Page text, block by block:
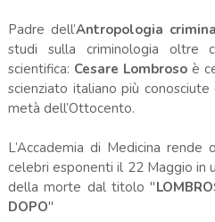
Padre dell’Antropologia
studi sulla criminologia oltre
scientifica: Cesare Lombrosoè
scienziato italiano più
metà dell’Ottocento.
L’Accademia di Medicina
celebri esponenti il 22 Maggio in
della morte dal titolo "
DOPO"